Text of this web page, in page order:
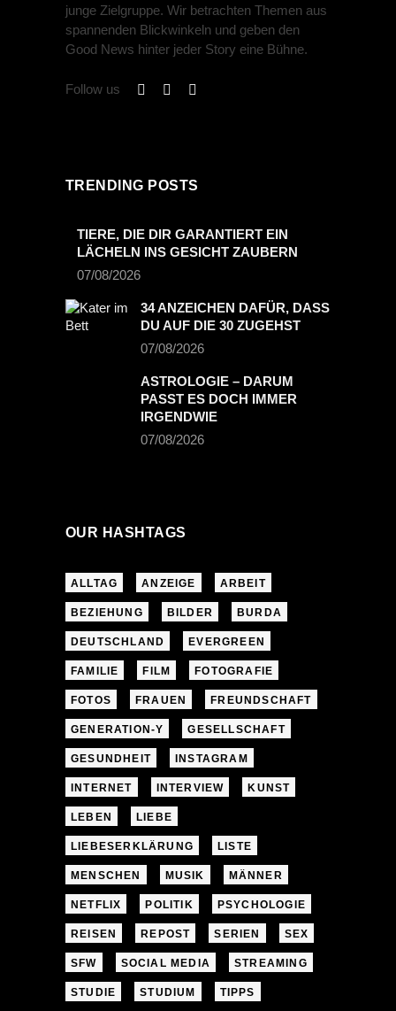
junge Zielgruppe. Wir betrachten Themen aus
spannenden Blickwinkeln und geben den
Good News hinter jeder Story eine Bühne.
Follow us
TRENDING POSTS
TIERE, DIE DIR GARANTIERT EIN
LÄCHELN INS GESICHT ZAUBERN
07/08/2026
34 ANZEICHEN DAFÜR, DASS
DU AUF DIE 30 ZUGEHST
07/08/2026
ASTROLOGIE – DARUM
PASST ES DOCH IMMER
IRGENDWIE
07/08/2026
OUR HASHTAGS
ALLTAG ANZEIGE ARBEIT
BEZIEHUNG BILDER BURDA
DEUTSCHLAND EVERGREEN
FAMILIE FILM FOTOGRAFIE
FOTOS FRAUEN FREUNDSCHAFT
GENERATION-Y GESELLSCHAFT
GESUNDHEIT INSTAGRAM
INTERNET INTERVIEW KUNST
LEBEN LIEBE
LIEBESERKLÄRUNG LISTE
MENSCHEN MUSIK MÄNNER
NETFLIX POLITIK PSYCHOLOGIE
REISEN REPOST SERIEN SEX
SFW SOCIAL MEDIA STREAMING
STUDIE STUDIUM TIPPS